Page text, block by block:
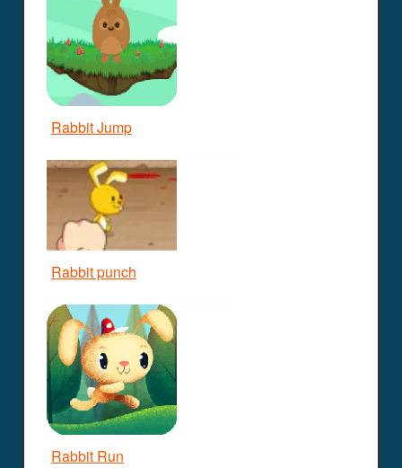
Rabbit Jump
Rabbit punch
Rabbit Run